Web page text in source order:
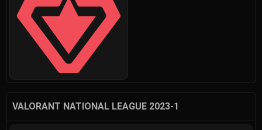
VALORANT NATIONAL LEAGUE 2023-1